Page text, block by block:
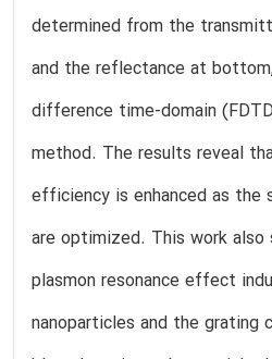
determined from the
and the reflectance at
difference time-domain
method. The results reveal
efficiency is enhanced as the
are optimized. This work
plasmon resonance effect
nanoparticles and the grating